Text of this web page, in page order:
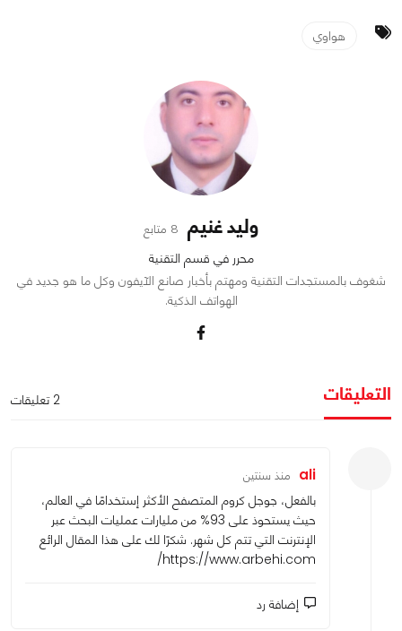
هواوي
وليد غنيم 8 متابع
محرر في قسم التقنية
شغوف بالمستجدات التقنية ومهتم بأخبار صانع الآيفون وكل ما هو جديد في
الهواتف الذكية.
التعليقات 2 تعليقات
ali منذ سنتين
بالفعل، جوجل كروم المتصفح الأكثر إستخدامًا في العالم،
حيث يستحوذ على 93% من مليارات عمليات البحث عبر
الإنترنت التي تتم كل شهر. شكرًا لك على هذا المقال الرائع
https://www.arbehi.com/
إضافة رد